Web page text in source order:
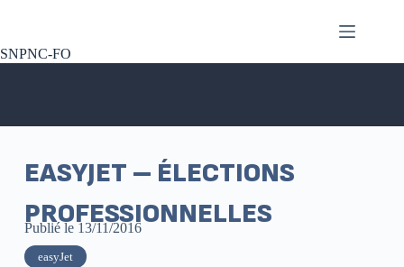
SNPNC-FO
EASYJET – ÉLECTIONS
PROFESSIONNELLES
Publié le 13/11/2016
easyJet